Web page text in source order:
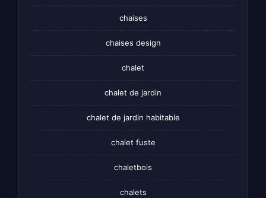
chaises
chaises design
chalet
chalet de jardin
chalet de jardin habitable
chalet fuste
chaletbois
chalets